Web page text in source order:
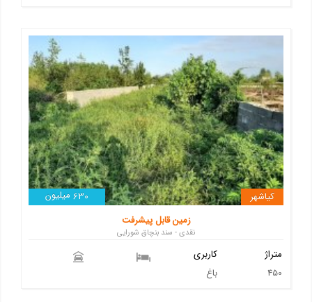
630 میلیون
کیاشهر
زمین قابل پیشرفت
نقدی - سند بنچاق شورایی
کاربری
باغ
متراژ
450